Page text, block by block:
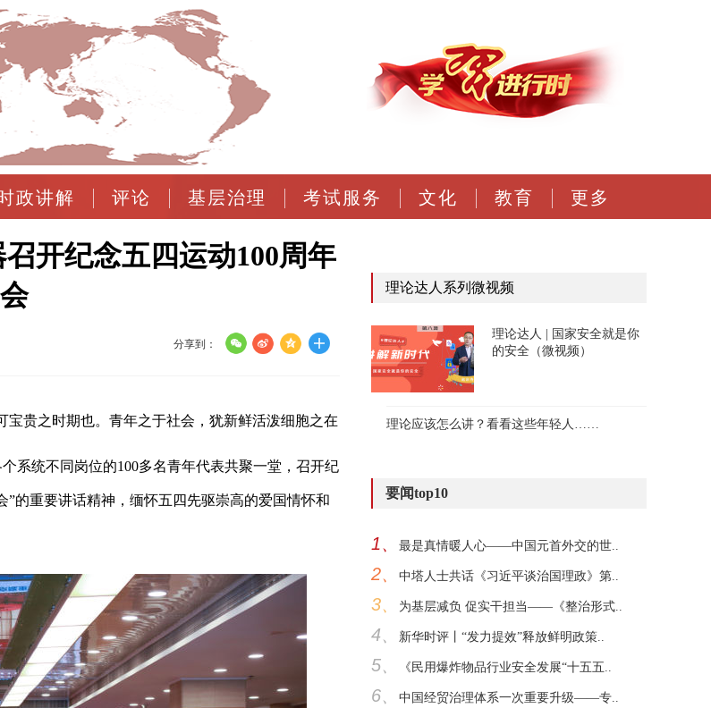
政讲解 评论 基层治理 考试服务 文化 教育 更多
开纪念五四运动100周年
分享到：
贵之时期也。青年之于社会，犹新鲜活泼细胞之在
系统不同岗位的100多名青年代表共聚一堂，召开纪
”的重要讲话精神，缅怀五四先驱崇高的爱国情怀和
理论达人系列微视频
理论达人 | 国家安全就是你
的安全（微视频）
理论应该怎么讲？看看这些年轻人……
要闻top10
1、 最是真情暖人心——中国元首外交的世..
2、 中塔人士共话《习近平谈治国理政》第..
3、 为基层减负 促实干担当——《整治形式..
4、 新华时评丨“发力提效”释放鲜明政策..
5、 《民用爆炸物品行业安全发展“十五五..
6、 中国经贸治理体系一次重要升级——专..